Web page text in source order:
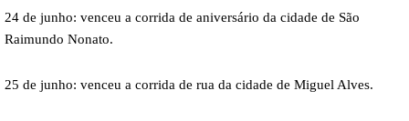
24 de junho: venceu a corrida de aniversário da cidade de São
Raimundo Nonato.
25 de junho: venceu a corrida de rua da cidade de Miguel Alves.